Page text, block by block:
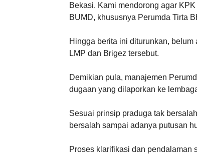
Bekasi. Kami mendorong agar
BUMD, khususnya Perumda Tirta
Hingga berita ini diturunkan,
LMP dan Brigez tersebut.
Demikian pula, manajemen
dugaan yang dilaporkan ke
Sesuai prinsip praduga tak
bersalah sampai adanya putusan
Proses klarifikasi dan pendalaman